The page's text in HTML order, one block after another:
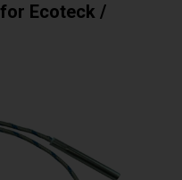
Ecoteck /